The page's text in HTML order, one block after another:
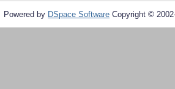
Powered by DSpace Software Copyright ©